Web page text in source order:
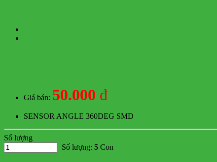
Giá bán: 50.000 đ
SENSOR ANGLE 360DEG SMD
Số lượng
Số lượng: 5 Con